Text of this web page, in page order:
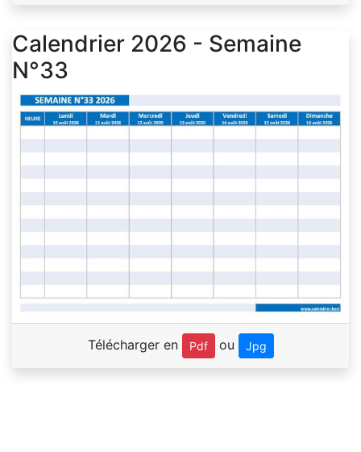
Calendrier 2026 - Semaine
N°33
Télécharger en Pdf ou Jpg